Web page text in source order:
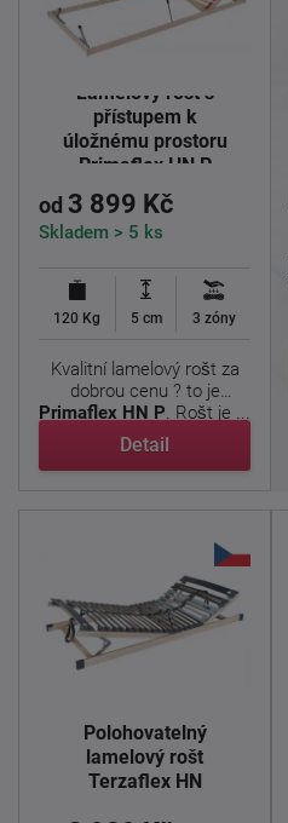
Lamelový rošt s
přístupem k
úložnému prostoru
Primaflex HN P
od 3 899 Kč
Skladem > 5 ks
120 Kg 5 cm 3 zóny
Kvalitní lamelový rošt za
dobrou cenu ? to je
Primaflex HN P. Rošt je ...
Detail
Polohovatelný
lamelový rošt
Terzaflex HN